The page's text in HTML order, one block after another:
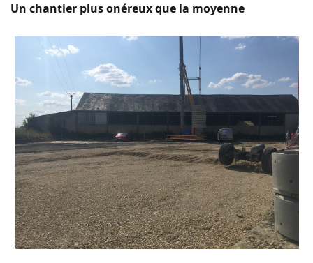
Un chantier plus onéreux que la moyenne